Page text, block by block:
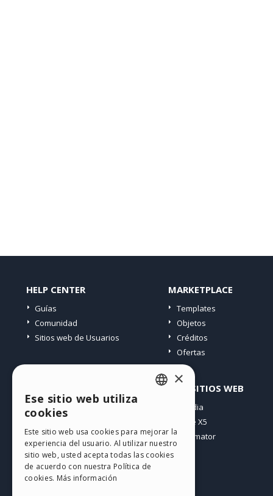
HELP CENTER
Guías
Comunidad
Sitios web de Usuarios
MARKETPLACE
Templates
Objetos
Créditos
Ofertas
Mis post
Mis download
Espacio Web
Mis Créditos
OTROS SITIOS WEB
Incomedia
WebSite X5
WebAnimator
GERMAN
SPANISH
×
Ese sitio web utiliza
cookies
Este sitio web usa cookies para mejorar la
experiencia del usuario. Al utilizar nuestro
sitio web, usted acepta todas las cookies
de acuerdo con nuestra Política de
cookies. Más información